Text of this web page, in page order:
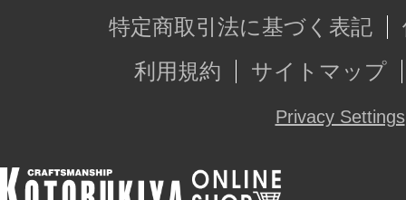
特定商取引法に基づく表記
利用規約
サイトマップ
Privacy Settings